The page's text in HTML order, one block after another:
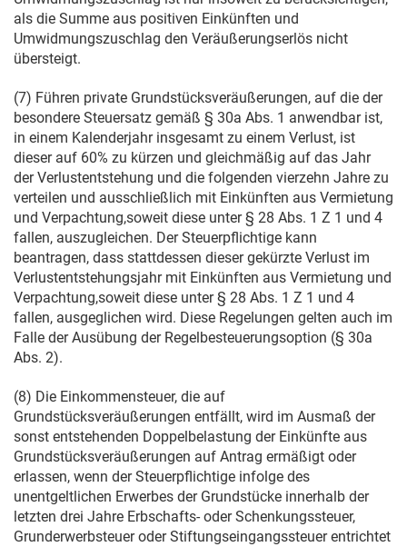
als die Summe aus positiven Einkünften und
Umwidmungszuschlag den Veräußerungserlös nicht
übersteigt.
(7) Führen private Grundstücksveräußerungen, auf die der
besondere Steuersatz gemäß § 30a Abs. 1 anwendbar ist,
in einem Kalenderjahr insgesamt zu einem Verlust, ist
dieser auf 60% zu kürzen und gleichmäßig auf das Jahr
der Verlustentstehung und die folgenden vierzehn Jahre zu
verteilen und ausschließlich mit Einkünften aus Vermietung
und Verpachtung,soweit diese unter § 28 Abs. 1 Z 1 und 4
fallen, auszugleichen. Der Steuerpflichtige kann
beantragen, dass stattdessen dieser gekürzte Verlust im
Verlustentstehungsjahr mit Einkünften aus Vermietung und
Verpachtung,soweit diese unter § 28 Abs. 1 Z 1 und 4
fallen, ausgeglichen wird. Diese Regelungen gelten auch im
Falle der Ausübung der Regelbesteuerungsoption (§ 30a
Abs. 2).
(8) Die Einkommensteuer, die auf
Grundstücksveräußerungen entfällt, wird im Ausmaß der
sonst entstehenden Doppelbelastung der Einkünfte aus
Grundstücksveräußerungen auf Antrag ermäßigt oder
erlassen, wenn der Steuerpflichtige infolge des
unentgeltlichen Erwerbes der Grundstücke innerhalb der
letzten drei Jahre Erbschafts- oder Schenkungssteuer,
Grunderwerbsteuer oder Stiftungseingangssteuer entrichtet